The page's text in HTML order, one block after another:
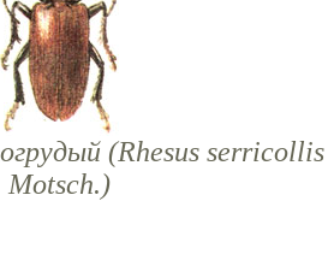
(Rhesus serricollis
Motsch.)